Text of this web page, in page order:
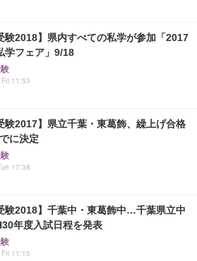
験2018】県内すべての私学が参加「2017
学フェア」9/18
11:53
験2017】県立千葉・東葛飾、繰上げ合格
に決定
17:38
験2018】千葉中・東葛飾中…千葉県立中
年度入試日程を発表
11:15